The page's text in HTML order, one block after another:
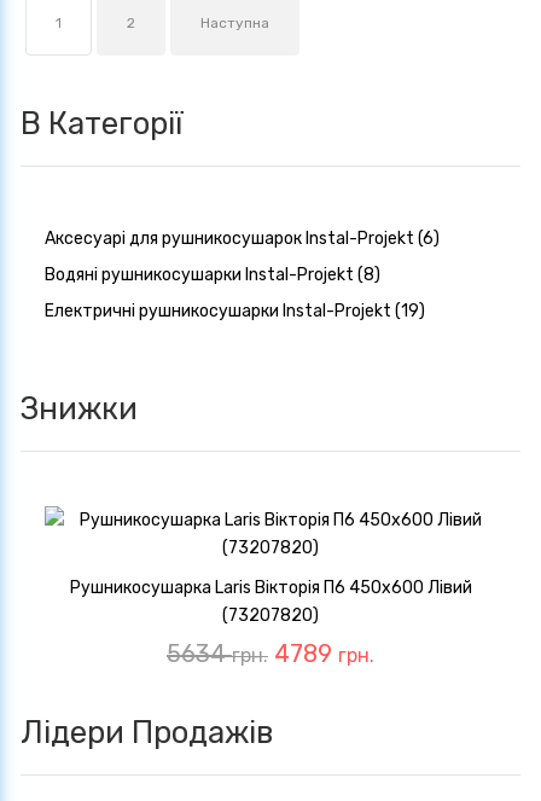
1 2 Наступна
В Категорії
Аксесуарі для рушникосушарок Instal-Projekt (6)
Водяні рушникосушарки Instal-Projekt (8)
Електричні рушникосушарки Instal-Projekt (19)
Знижки
Рушникосушарка Laris Вікторія П6 450х600 Лівий
(73207820)
5634грн. 4789 грн.
Лідери Продажів